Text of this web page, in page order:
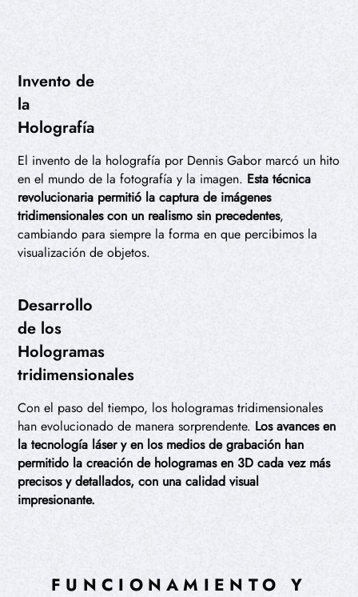
Invento de
la
Holografía
El invento de la holografía por Dennis Gabor marcó un hito
en el mundo de la fotografía y la imagen. Esta técnica
revolucionaria permitió la captura de imágenes
tridimensionales con un realismo sin precedentes,
cambiando para siempre la forma en que percibimos la
visualización de objetos.
Desarrollo
de los
Hologramas
tridimensionales
Con el paso del tiempo, los hologramas tridimensionales
han evolucionado de manera sorprendente. Los avances en
la tecnología láser y en los medios de grabación han
permitido la creación de hologramas en 3D cada vez más
precisos y detallados, con una calidad visual
impresionante.
FUNCIONAMIENTO Y